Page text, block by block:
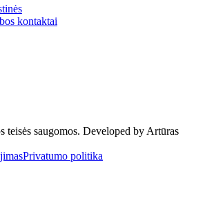
kontaktai
teisės saugomos. Developed by Artūras
Privatumo politika